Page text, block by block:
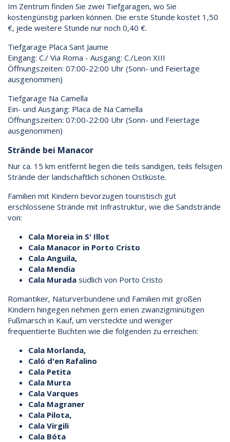
Im Zentrum finden Sie zwei Tiefgaragen, wo Sie
kostengünstig parken können. Die erste Stunde kostet 1,50
€, jede weitere Stunde nur noch 0,40 €.
Tiefgarage Placa Sant Jaume
Eingang: C./ Via Roma - Ausgang: C./Leon XIII
Öffnungszeiten: 07:00-22:00 Uhr (Sonn- und Feiertage
ausgenommen)
Tiefgarage Na Camella
Ein- und Ausgang: Placa de Na Camella
Öffnungszeiten: 07:00-22:00 Uhr (Sonn- und Feiertage
ausgenommen)
Strände bei Manacor
Nur ca. 15 km entfernt liegen die teils sandigen, teils felsigen
Strände der landschaftlich schönen Ostküste.
Familien mit Kindern bevorzugen touristisch gut
erschlossene Strände mit Infrastruktur, wie die Sandstrände
von:
Cala Moreia in S' Illot
Cala Manacor in Porto Cristo
Cala Anguila,
Cala Mendia
Cala Murada südlich von Porto Cristo
Romantiker, Naturverbundene und Familien mit großen
Kindern hingegen nehmen gern einen zwanzigminütigen
Fußmarsch in Kauf, um versteckte und weniger
frequentierte Buchten wie die folgenden zu erreichen:
Cala Morlanda,
Caló d'en Rafalino
Cala Petita
Cala Murta
Cala Varques
Cala Magraner
Cala Pilota,
Cala Virgili
Cala Bóta